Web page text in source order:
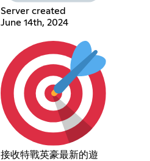
Server created
June 14th, 2024
接收特戰英豪最新的遊